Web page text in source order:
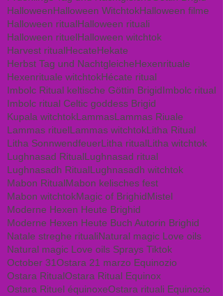
HalloweenHalloween WitchtokHalloween filme
Halloween ritualHalloween rituali
Halloween rituelHalloween witchtok
Harvest ritualHecateHekate
Herbst Tag und NachtgleicheHexenrituale
Hexenrituale witchtokHécate ritual
Imbolc Ritual keltische Göttin BrigidImbolc ritual
Imbolc ritual Celtic goddess Brigid
Kupala witchtokLammasLammas Riuale
Lammas rituelLammas witchtokLitha Ritual
Litha SonnwendfeuerLitha ritualLitha witchtok
Lughnasad RitualLughnasad ritual
Lughnasadh RitualLughnasadh witchtok
Mabon RitualMabon kelisches fest
Mabon witchtokMagic of BrighidMistel
Moderne Hexen Heute Brighid
Moderne Hexen Heute Buch Autorin Brighid
Natale streghe ritualiNatural magic Love oils
Natural magic Love oils Sprays Tiktok
October 31Ostara 21 marzo Equinozio
Ostara RitualOstara Ritual Equinox
Ostara Rituel équinoxeOstara rituali Equinozio